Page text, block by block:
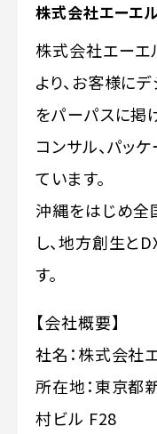
株式会社エーエ
株式会社エーエ
より、お客様に
をパーパスに掲
コンサル、パッ
ています。
沖縄をはじめ全
し、地方創生と
す。
【会社概要】
社名：株式会社
所在地：東京
村ビル F28